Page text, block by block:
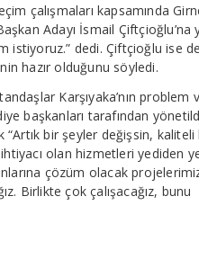
çalışmaları kapsamında
Adayı İsmail Çiftçioğlu’na
istiyoruz.” dedi. Çiftçioğlu ise
hazır olduğunu söyledi.
Karşıyaka’nın problem
başkanları tarafından
“Artık bir şeyler değişsin,
ihtiyacı olan hizmetleri yediden
çözüm olacak
Birlikte çok çalışacağız, bunu